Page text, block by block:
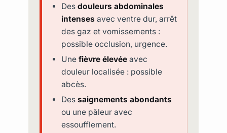
Des douleurs abdominales
intenses avec ventre dur, arrêt
des gaz et vomissements :
possible occlusion, urgence.
Une fièvre élevéeavec
douleur localisée : possible
abcès.
Des saignements abondants
ou une pâleur avec
essoufflement.